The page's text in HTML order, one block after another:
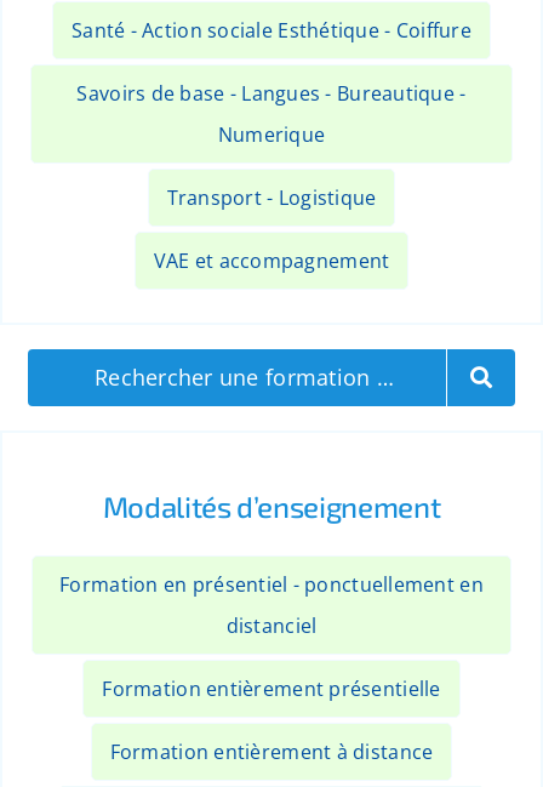
Santé - Action sociale Esthétique - Coiffure
Savoirs de base - Langues - Bureautique -
Numerique
Transport - Logistique
VAE et accompagnement
Rechercher une formation …
Modalités d’enseignement
Formation en présentiel - ponctuellement en
distanciel
Formation entièrement présentielle
Formation entièrement à distance